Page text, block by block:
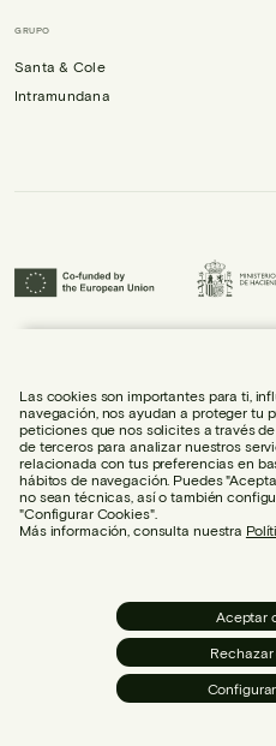
GRUPO
Santa & Cole
Intramundana
habiendo contribuido al crecimiento
internacionalización.
BUZÓN
©
Las cookies son importantes para ti,
navegación, nos ayudan a proteger tu
peticiones que nos solicites a través
de terceros para analizar nuestros
relacionada con tus preferencias en
hábitos de navegación. Puedes
no sean técnicas, así o también
"Configurar Cookies".
Más información, consulta nuestra
Aceptar